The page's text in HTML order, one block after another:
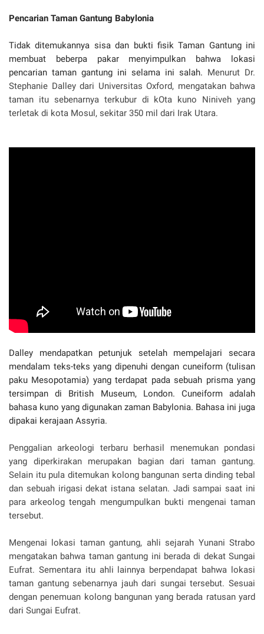
Pencarian Taman Gantung Babylonia
Tidak ditemukannya sisa dan bukti fisik Taman Gantung ini
membuat beberpa pakar menyimpulkan bahwa lokasi
pencarian taman gantung ini selama ini salah. Menurut Dr.
Stephanie Dalley dari Universitas Oxford, mengatakan bahwa
taman itu sebenarnya terkubur di kOta kuno Niniveh yang
terletak di kota Mosul, sekitar 350 mil dari Irak Utara.
Dalley mendapatkan petunjuk setelah mempelajari secara
mendalam teks-teks yang dipenuhi dengan cuneiform (tulisan
paku Mesopotamia) yang terdapat pada sebuah prisma yang
tersimpan di British Museum, London. Cuneiform adalah
bahasa kuno yang digunakan zaman Babylonia. Bahasa ini juga
dipakai kerajaan Assyria.
Penggalian arkeologi terbaru berhasil menemukan pondasi
yang diperkirakan merupakan bagian dari taman gantung.
Selain itu pula ditemukan kolong bangunan serta dinding tebal
dan sebuah irigasi dekat istana selatan. Jadi sampai saat ini
para arkeolog tengah mengumpulkan bukti mengenai taman
tersebut.
Mengenai lokasi taman gantung, ahli sejarah Yunani Strabo
mengatakan bahwa taman gantung ini berada di dekat Sungai
Eufrat. Sementara itu ahli lainnya berpendapat bahwa lokasi
taman gantung sebenarnya jauh dari sungai tersebut. Sesuai
dengan penemuan kolong bangunan yang berada ratusan yard
dari Sungai Eufrat.